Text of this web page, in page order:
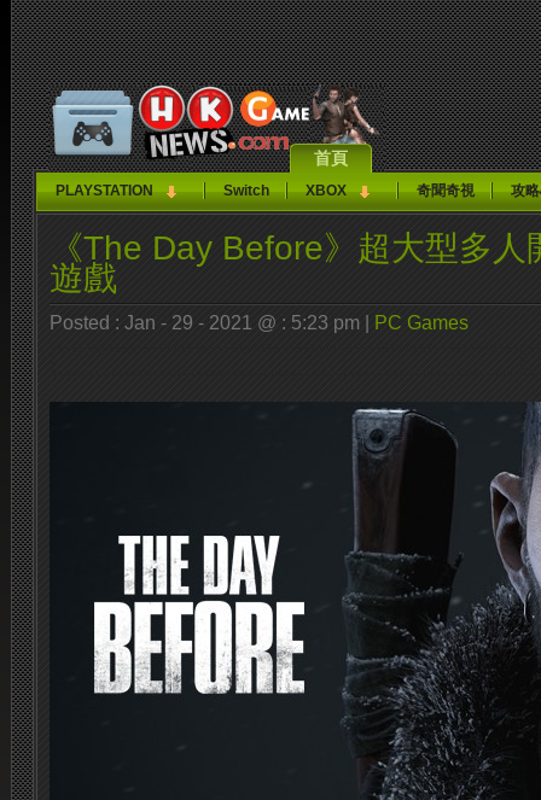
首頁
PLAYSTATION Switch XBOX 奇聞奇視 攻
《The Day Before》超大型多
遊戲
Posted : Jan - 29 - 2021 @ : 5:23 pm | PC Games